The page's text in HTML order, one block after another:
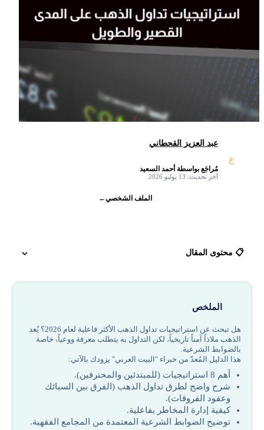
ع
عبد العزيز القحطاني
مُراجَع بواسطة أحمد السعيد
آخر تحديث: 13 يوليو 2026
الملف الشخصي←
📋 محتوى المقال
شرح أفضل 8 استراتيجيات تداول الذهب عملية بالتفصيل (للمبتدئين
والمحترفين)
ما هي طرق تداول الذهب للمبتدئين؟
كيف تدير مخاطر تداول الذهب بفاعلية؟
الملخص
هل تبحث عن استراتيجيات تداول الذهب الأكثر فاعلية لعام 2026؟ يُعد
الذهب ملاذاً آمناً تاريخياً، لكن التداول به يتطلب معرفة ووعياً، خاصة
بالضوابط الشرعية.
هذا الدليل المُعدّ من خبراء "البيت العربي" يزودك بالآتي:
أهم 8 استراتيجيات (للمبتدئين والمحترفين).
شرح واضح لطرق تداول الذهب (الفرق بين السبائك
وعقود الفروقات).
كيفية إدارة المخاطر بفاعلية.
توضيح الضوابط الشرعية المعتمدة من المجامع الفقهية.